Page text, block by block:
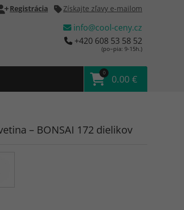
Registrácia Získajte zľavy e-mailom
info@cool-ceny.cz
+420 608 53 58 52
(po–pia: 9-15h.)
0
0.00 €
– BONSAI 172 dielikov